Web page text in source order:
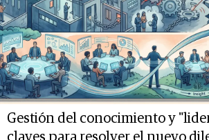
Gestión del conocimiento y
claves para resolver el nuevo